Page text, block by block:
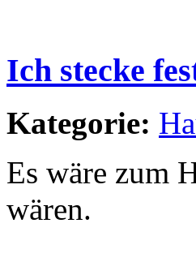
Ich stecke
Kategorie:
Es wäre zum
wären.